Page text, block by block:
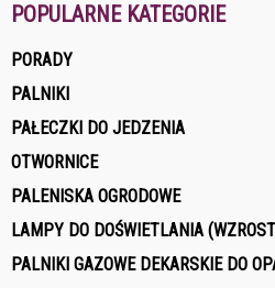
POPULARNE KATEGORIE
PORADY
PALNIKI
PAŁECZKI DO JEDZENIA
OTWORNICE
PALENISKA OGRODOWE
LAMPY DO DOŚWIETLANIA
PALNIKI GAZOWE DEKARSKIE DO